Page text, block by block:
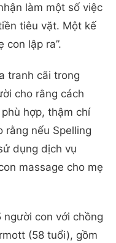
làm một số việc
tiêu vặt. Một kế
con lập ra”.
tranh cãi trong
cho rằng cách
hợp, thậm chí
rằng nếu Spelling
dụng dịch vụ
massage cho mẹ
người con với chồng
(58 tuổi), gồm